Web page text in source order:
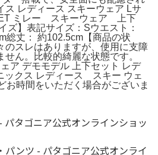
ス レディース スキーウェア Lサ
ミレー スキーウェア 上下
】表記サイズ：Sウエスト：
総丈： 約102.5cm【商品の状
のスレはありますが、使用に支障
ん。比較的綺麗な状態です。
ア デモモデル 上下セット レデ
ックス レディース スキー ウェ
お時間をいただく場合がございま